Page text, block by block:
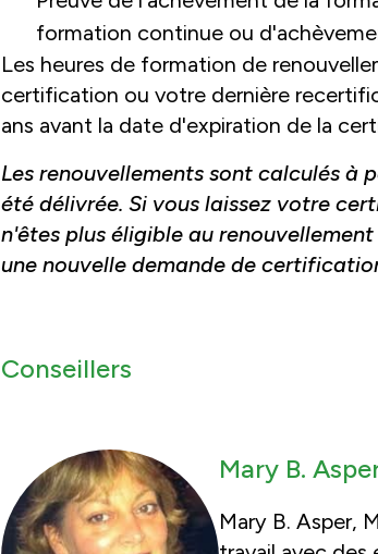
formation continue ou
Les heures de formation de
certification ou votre dernière
ans avant la date d'expiration de la
Les renouvellements sont calculés
été délivrée. Si vous laissez votre
n'êtes plus éligible au
une nouvelle demande de
Conseillers
Mary B.
Mary B. Asper,